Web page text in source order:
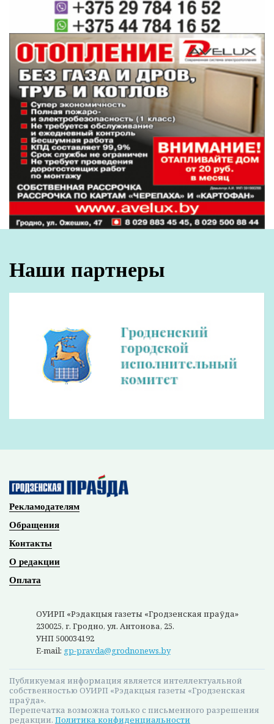
Наши партнеры
Рекламодателям
Обращения
Контакты
О редакции
Оплата
ОУИРП «Рэдакцыя газеты «Гродзенская праўда»
230025, г. Гродно, ул. Антонова, 25.
УНП 500034192
E-mail: gp-pravda@grodnonews.by
Публикуемая информация является интеллектуальной
собственностью ОУИРП «Рэдакцыя газеты «Гродзенская
праўда».
Перепечатка возможна только с письменного разрешения
редакции. Политика конфиденциальности